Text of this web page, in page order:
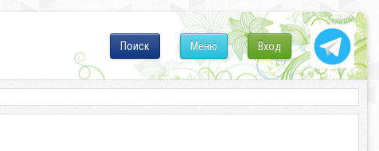
Вход
Меню
Поиск